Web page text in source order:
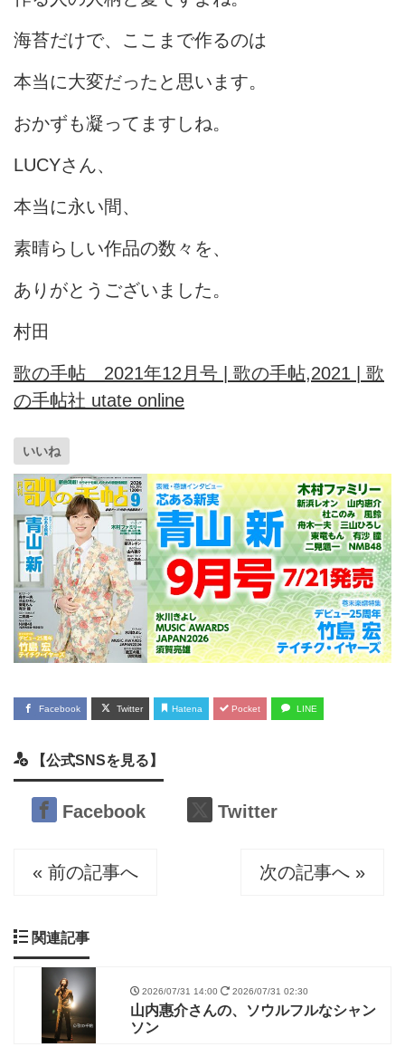
海苔だけで、ここまで作るのは
本当に大変だったと思います。
おかずも凝ってますしね。
LUCYさん、
本当に永い間、
素晴らしい作品の数々を、
ありがとうございました。
村田
歌の手帖 2021年12月号 | 歌の手帖,2021 | 歌
の手帖社 utate online
いいね
Facebook Twitter Hatena Pocket LINE
【公式SNSを見る】
Facebook Twitter
« 前の記事へ 次の記事へ »
関連記事
2026/07/31 14:00 2026/07/31 02:30
山内惠介さんの、ソウルフルなシャン
ソン